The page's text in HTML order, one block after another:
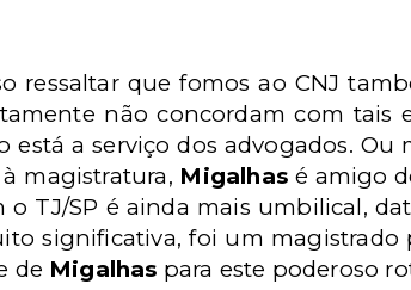
ressaltar que fomos ao CNJ
não concordam com tais
a serviço dos advogados. Ou
magistratura, Migalhasé amigo
TJ/SP é ainda mais umbilical,
significativa, foi um magistrado
de Migalhas para este poderoso